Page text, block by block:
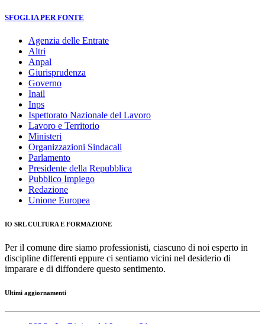
SFOGLIA PER FONTE
Agenzia delle Entrate
Altri
Anpal
Giurisprudenza
Governo
Inail
Inps
Ispettorato Nazionale del Lavoro
Lavoro e Territorio
Ministeri
Organizzazioni Sindacali
Parlamento
Presidente della Repubblica
Pubblico Impiego
Redazione
Unione Europea
IO SRL CULTURA E FORMAZIONE
Per il comune dire siamo professionisti, ciascuno di noi esperto in
discipline differenti eppure ci sentiamo vicini nel desiderio di
imparare e di diffondere questo sentimento.
Ultimi aggiornamenti